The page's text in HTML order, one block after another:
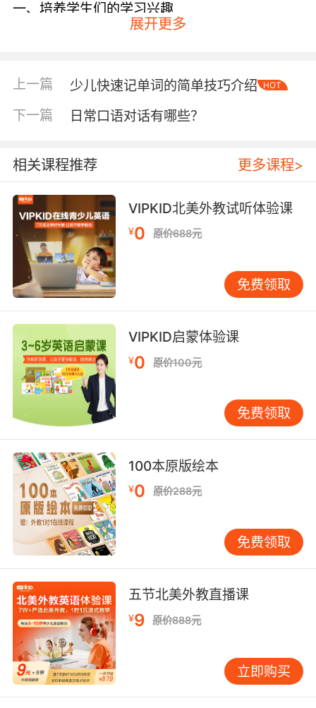
一、培养学生们的学习兴趣
的，那么在小学阶段最重要的就是培养孩子学习
英语的兴趣。学习可能本来是一件枯燥的事情，
但是找到乐趣之后孩子们才会更有积极性来学
式，上海学英语经验认为都可以很好地调动孩子
学习英语的积极性。
并且小学阶段孩子们的具体思维仍占据着比较大
的优势，那么生动形象的教学方式更能吸引孩子
们的注意力。因此老师可以在学习的过程中为孩
以培养孩子的兴趣还能达到比较不错的教学效
果。
二、夯实学习的基础
小学生学习英语最重要的就是打基础，上海学英
语经验认为小学生学习英语要从自然拼读开始，
并且也是按照小学生基础年龄的学习特点，肯定
是要先培养锻炼其孩子的“听、说”能力的。因为
其实英语学习的过程与母语是一样的，我们学习
母语就是在这样的环境中学会了说，再开始系统
地学习拼音、生字以及文章等等。
那么这就要求学生们学习音标掌握正确的发音以
打下坚实的学习基础，这样之后的英语学习也会
变得更加简单。
展开更多
上一篇 少儿快速记单词的简单技巧介绍 HOT
下一篇 日常口语对话有哪些？
相关课程推荐 更多课程>
VIPKID北美外教试听体验课
¥0 原价688元
免费领取
VIPKID启蒙体验课
¥0 原价100元
免费领取
100本原版绘本
¥0 原价288元
免费领取
五节北美外教直播课
¥9 原价888元
立即购买